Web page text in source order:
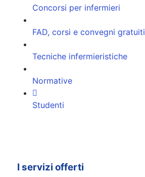
Concorsi per infermieri
FAD, corsi e convegni gratuiti
Tecniche infermieristiche
Normative
Studenti
I servizi offerti